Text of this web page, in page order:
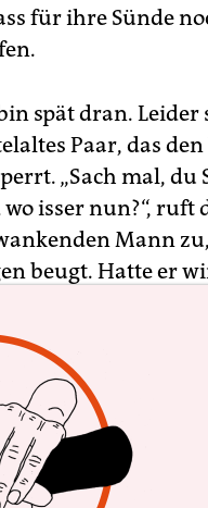
für ihre Sünde
spät dran. Leider
Paar, das
„Sach mal, du
isser nun?“, ruft
Mann
beugt. Hatte er
denke ich, dann